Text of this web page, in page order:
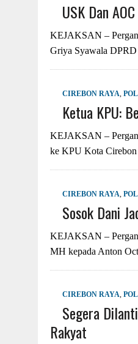
USK Dan
KEJAKSAN –
Griya Syawala
CIREBON RAYA,
Ketua KPU:
KEJAKSAN –
ke KPU Kota
CIREBON RAYA,
Sosok Dani
KEJAKSAN –
MH kepada Anton
CIREBON RAYA,
Segera
Rakyat